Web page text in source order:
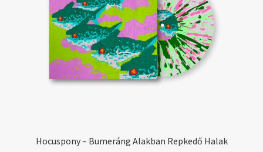
Hocuspony – Bumeráng Alakban Repkedő Halak